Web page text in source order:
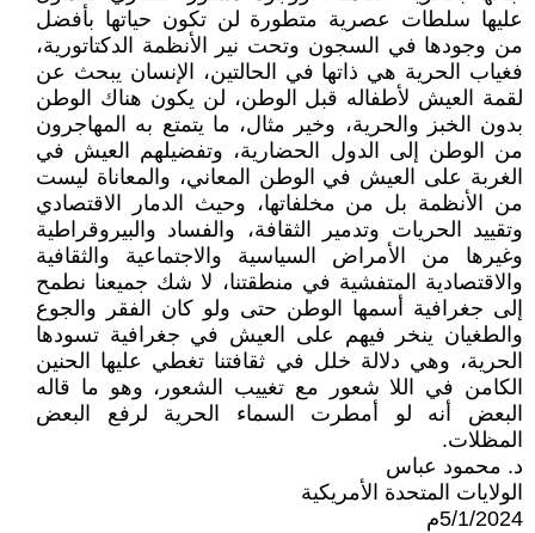
عليها سلطات عصرية متطورة لن تكون حياتها بأفضل
من وجودها في السجون وتحت نير الأنظمة الدكتاتورية،
فغياب الحرية هي ذاتها في الحالتين، الإنسان يبحث عن
لقمة العيش لأطفاله قبل الوطن، لن يكون هناك الوطن
بدون الخبز والحرية، وخير مثال، ما يتمتع به المهاجرون
من الوطن إلى الدول الحضارية، وتفضيلهم العيش في
الغربة على العيش في الوطن المعاني، والمعاناة ليست
من الأنظمة بل من مخلفاتها، وحيث الدمار الاقتصادي
وتقييد الحريات وتدمير الثقافة، والفساد والبيروقراطية
وغيرها من الأمراض السياسية والاجتماعية والثقافية
والاقتصادية المتفشية في منطقتنا، لا شك جميعنا نطمح
إلى جغرافية أسمها الوطن حتى ولو كان الفقر والجوع
والطغيان ينخر فيهم على العيش في جغرافية تسودها
الحرية، وهي دلالة خلل في ثقافتنا تغطي عليها الحنين
الكامن في اللا شعور مع تغييب الشعور، وهو ما قاله
البعض أنه لو أمطرت السماء الحرية لرفع البعض
المظلات.
د. محمود عباس
الولايات المتحدة الأمريكية
5/1/2024م